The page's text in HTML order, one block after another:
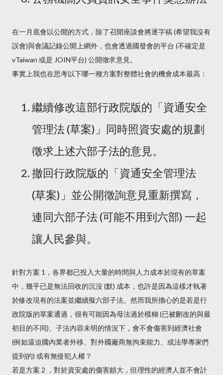
在一月底會以公開的方式，除了召開座談會將逐字稿 (希望我沒有
誤會)與會議記錄公開上網外，也會透過國發會的平台 (不確定是
vTaiwan 或是 JOIN平台) 公開徵求意見。
事實上我也在思考以下哪一種方案對整體社會的機會成本最高：
繼續修改這部行政院版的「資通安全
管理法 (草案)」同時照資安處的規劃
徵求上述六部子法的意見。
撤回行政院版的「資通安全管理法
(草案)」並公開徵詢意見重新撰寫，
連同六部子法 (可能不用到六部) 一起
讓人民參與。
針對方案 1，各界都已投入大量的時間與人力成本於現有的草案
中，幾乎已是無法回收的沉沒 (默) 成本，也許是因為這樣才執著
於修改現有的法案並繼續擬六部子法。然而我所擔心的是若是行
政院版的草案通過，很有可能因為母法過於模糊 (已被刪改的與最
初目的不同)、子法內容未明的情況下，會不會傷害到經濟社會
(例如逼迫國內業者外移、對外國廠商無拘束能力、或法學專家們
提到的) 或有無侵犯人權？
若是方案 2 ，對於資安處的傷害頗大，但理性的經濟人並不會計